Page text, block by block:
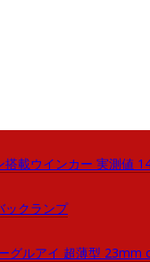
載ウインカー 実測値
ックランプ
グルアイ 超薄型 23mm